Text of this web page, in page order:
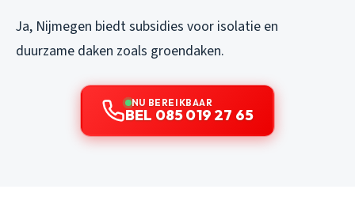
Ja, Nijmegen biedt subsidies voor isolatie en
duurzame daken zoals groendaken.
NU BEREIKBAAR
BEL 085 019 27 65